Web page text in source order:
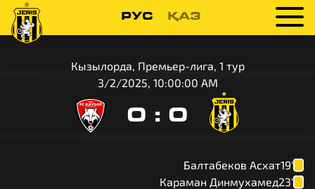
РУС ҚАЗ
Кызылорда, Премьер-лига, 1 тур
3/2/2025, 10:00:00 AM
0
:
0
19'
Балтабеков Асхат
23'
Караман Динмухамед